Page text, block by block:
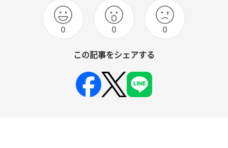
0 0 0
この記事をシェアする